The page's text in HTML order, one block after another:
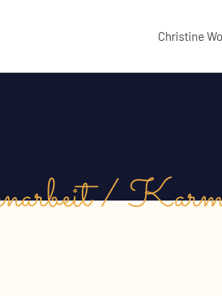
Christine
/